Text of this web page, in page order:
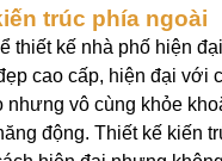
trúc phía ngoài
thiết kế nhà phố hiện
cao cấp, hiện đại với
nhưng vô cùng khỏe
động. Thiết kế kiến